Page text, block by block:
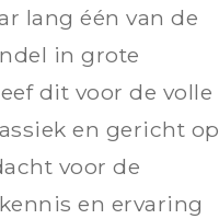
lang één van de
in grote
dit voor de volle
en gericht op
voor de
en ervaring